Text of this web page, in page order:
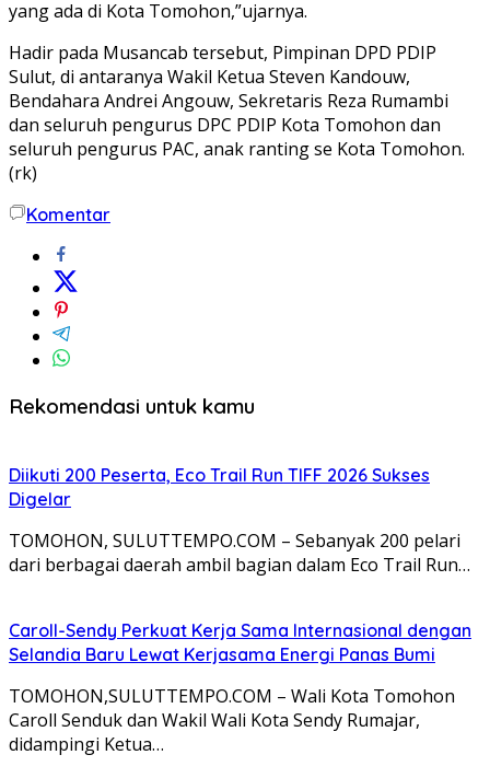
yang ada di Kota Tomohon,”ujarnya.
Hadir pada Musancab tersebut, Pimpinan DPD PDIP
Sulut, di antaranya Wakil Ketua Steven Kandouw,
Bendahara Andrei Angouw, Sekretaris Reza Rumambi
dan seluruh pengurus DPC PDIP Kota Tomohon dan
seluruh pengurus PAC, anak ranting se Kota Tomohon.
(rk)
Komentar
Rekomendasi untuk kamu
Diikuti 200 Peserta, Eco Trail Run TIFF 2026 Sukses
Digelar
TOMOHON, SULUTTEMPO.COM – Sebanyak 200 pelari
dari berbagai daerah ambil bagian dalam Eco Trail Run…
Caroll-Sendy Perkuat Kerja Sama Internasional dengan
Selandia Baru Lewat Kerjasama Energi Panas Bumi
TOMOHON,SULUTTEMPO.COM – Wali Kota Tomohon
Caroll Senduk dan Wakil Wali Kota Sendy Rumajar,
didampingi Ketua…